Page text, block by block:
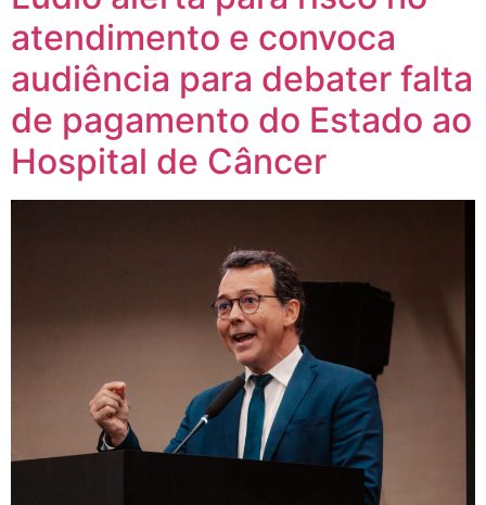
atendimento e convoca
audiência para debater falta
de pagamento do Estado ao
Hospital de Câncer